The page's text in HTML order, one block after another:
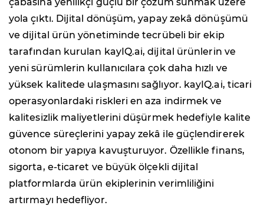
yola çıktı. Dijital dönüşüm, yapay zekâ dönüşümü
ve dijital ürün yönetiminde tecrübeli bir ekip
tarafından kurulan kayIQ.ai, dijital ürünlerin ve
yeni sürümlerin kullanıcılara çok daha hızlı ve
yüksek kalitede ulaşmasını sağlıyor. kayIQ.ai, ticari
operasyonlardaki riskleri en aza indirmek ve
kalitesizlik maliyetlerini düşürmek hedefiyle kalite
güvence süreçlerini yapay zekâ ile güçlendirerek
otonom bir yapıya kavuşturuyor. Özellikle finans,
sigorta, e-ticaret ve büyük ölçekli dijital
platformlarda ürün ekiplerinin verimliliğini
artırmayı hedefliyor.